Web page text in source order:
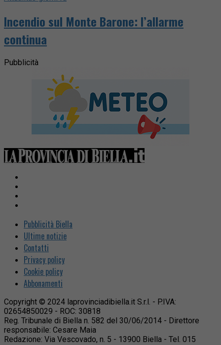
Incendio sul Monte Barone: l’allarme
continua
Pubblicità
Pubblicità Biella
Ultime notizie
Contatti
Privacy policy
Cookie policy
Abbonamenti
Copyright © 2024 laprovinciadibiella.it S.r.l. - P.IVA:
02654850029 - ROC: 30818
Reg. Tribunale di Biella n. 582 del 30/06/2014 - Direttore
responsabile: Cesare Maia
Redazione: Via Vescovado, n. 5 - 13900 Biella - Tel. 015